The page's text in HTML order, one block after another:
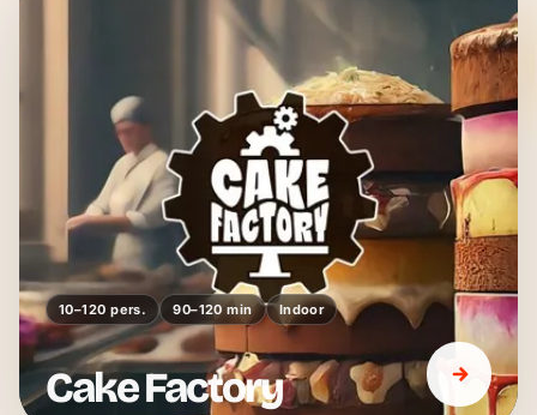
10–120 pers. 90–120 min Indoor
Cake Factory